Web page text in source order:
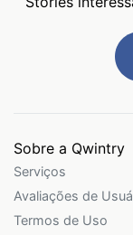
Sobre a Qwintry
Serviços
Avaliações de
Termos de Uso